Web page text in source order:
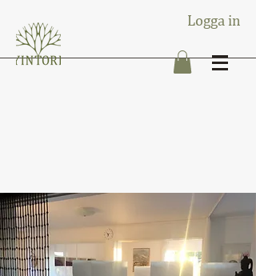
Logga in